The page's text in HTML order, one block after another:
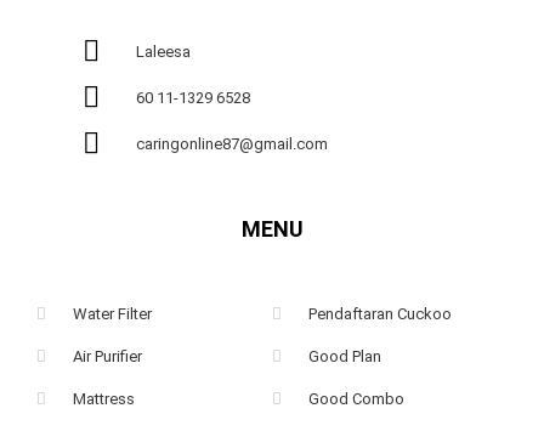
Laleesa
60 11-1329 6528
caringonline87@gmail.com
MENU
Water Filter
Air Purifier
Mattress
Pendaftaran Cuckoo
Good Plan
Good Combo